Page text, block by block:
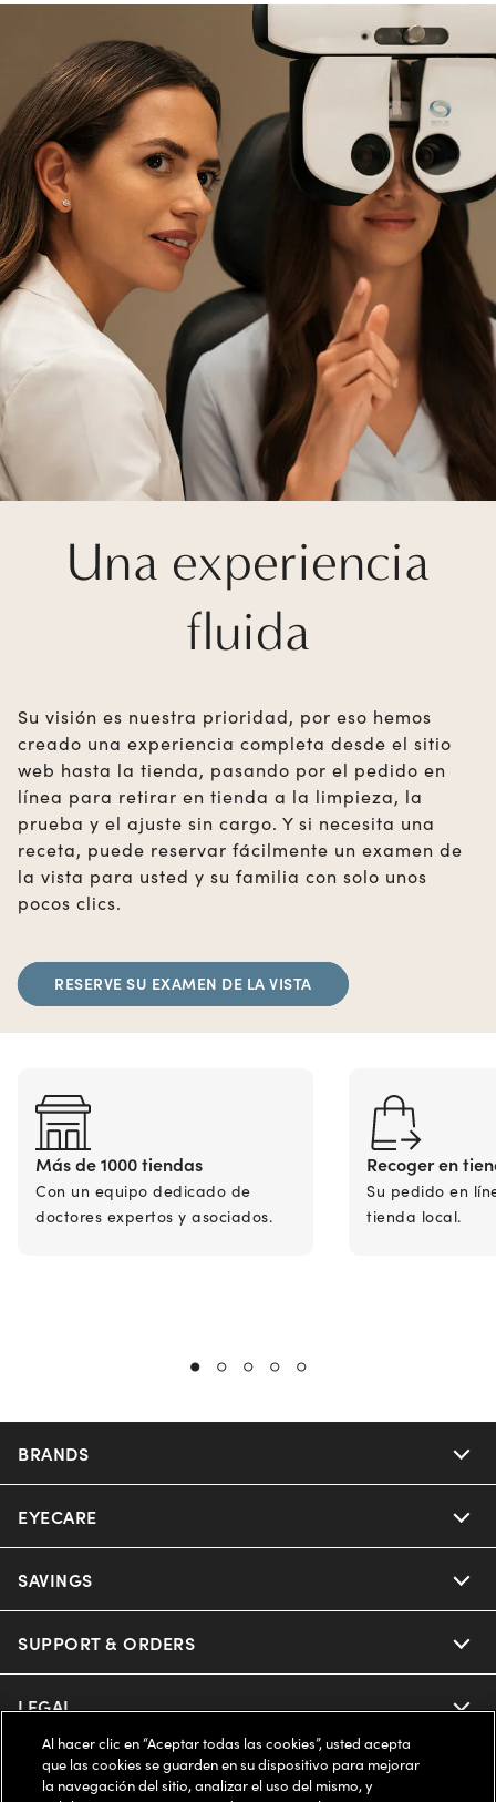
Una experiencia
fluida
Su visión es nuestra prioridad, por eso hemos
creado una experiencia completa desde el sitio
web hasta la tienda, pasando por el pedido en
línea para retirar en tienda a la limpieza, la
prueba y el ajuste sin cargo. Y si necesita una
receta, puede reservar fácilmente un examen de
la vista para usted y su familia con solo unos
pocos clics.
RESERVE SU EXAMEN DE LA VISTA
Más de 1000 tiendas
Con un equipo dedicado de
doctores expertos y asociados.
Recoger en
Su pedido en
tienda local.
BRANDS
Nuance Audio
Ray-Ban
Oakley
Oakley Meta
EYECARE
Our Eyeglasses
Our Sunglasses
Our Contact Lenses
Ray-Ban | Meta
SAVINGS
Offers & Discount
Insurance
FSA & HSA
SUPPORT & ORDERS
Help Center
Online Order Status
LEGAL
Privacy Policy
COMPANY INFO
Al hacer clic en “Aceptar todas las cookies”, usted acepta
que las cookies se guarden en su dispositivo para mejorar
la navegación del sitio, analizar el uso del mismo, y